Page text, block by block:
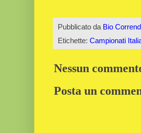
Pubblicato da Bio
Etichette: Campionati
Nessun
Posta un